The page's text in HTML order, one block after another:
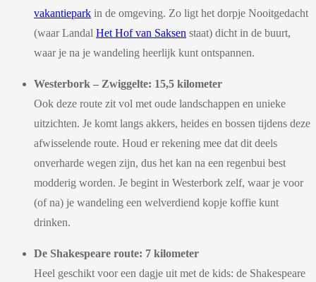
vakantiepark in de omgeving. Zo ligt het dorpje Nooitgedacht
(waar Landal Het Hof van Saksen staat) dicht in de buurt,
waar je na je wandeling heerlijk kunt ontspannen.
Westerbork – Zwiggelte: 15,5 kilometer
Ook deze route zit vol met oude landschappen en unieke
uitzichten. Je komt langs akkers, heides en bossen tijdens deze
afwisselende route. Houd er rekening mee dat dit deels
onverharde wegen zijn, dus het kan na een regenbui best
modderig worden. Je begint in Westerbork zelf, waar je voor
(of na) je wandeling een welverdiend kopje koffie kunt
drinken.
De Shakespeare route: 7 kilometer
Heel geschikt voor een dagje uit met de kids: de Shakespeare